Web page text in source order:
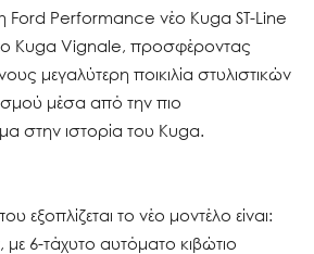
Ford Performance νέο Kuga ST-Line
Kuga Vignale, προσφέροντας
μεγαλύτερη ποικιλία στυλιστικών
μέσα από την πιο
στην ιστορία του Kuga.
εξοπλίζεται το νέο μοντέλο είναι:
με 6-τάχυτο αυτόματο κιβώτιο